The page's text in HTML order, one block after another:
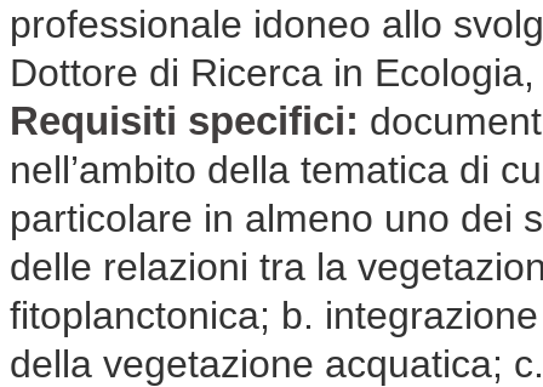
professionale idoneo allo
Dottore di Ricerca in
Requisiti specifici:
nell’ambito della tematica di
particolare in almeno uno dei
delle relazioni tra la
fitoplanctonica; b.
della vegetazione acquatica;